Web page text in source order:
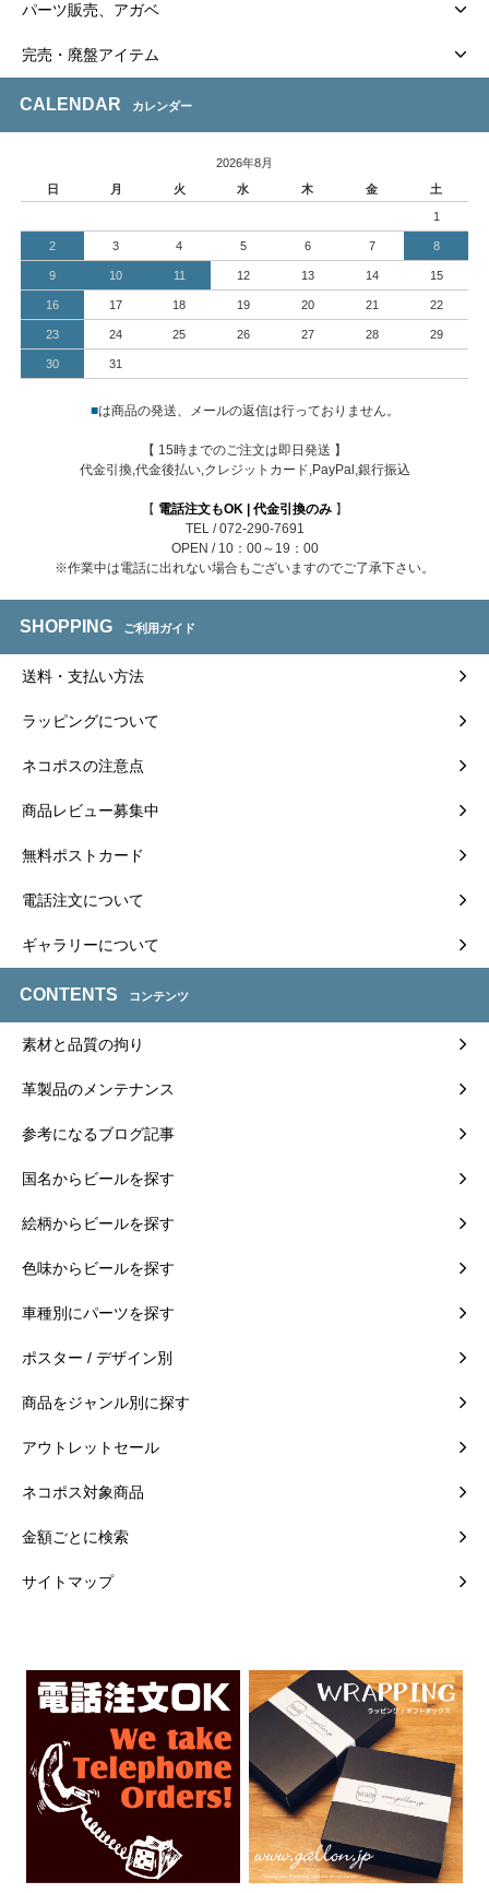
パーツ販売、アガベ
完売・廃盤アイテム
CALENDAR カレンダー
2026年8月
日
月 火 水 木 金 土
1
2 3 4 5 6 7 8
9 10 11 12 13 14 15
16 17 18 19 20 21 22
23 24 25 26 27 28 29
30 31
■は商品の発送、メールの返信は行っておりません。
【 15時までのご注文は即日発送 】
代金引換,代金後払い,クレジットカード,PayPal,銀行振込
【 電話注文もOK | 代金引換のみ】
TEL / 072-290-7691
OPEN / 10：00～19：00
※作業中は電話に出れない場合もございますのでご了承下さい。
SHOPPING ご利用ガイド
送料・支払い方法
ラッピングについて
ネコポスの注意点
商品レビュー募集中
無料ポストカード
電話注文について
ギャラリーについて
CONTENTS コンテンツ
素材と品質の拘り
革製品のメンテナンス
参考になるブログ記事
国名からビールを探す
絵柄からビールを探す
色味からビールを探す
車種別にパーツを探す
ポスター / デザイン別
商品をジャンル別に探す
アウトレットセール
ネコポス対象商品
金額ごとに検索
サイトマップ